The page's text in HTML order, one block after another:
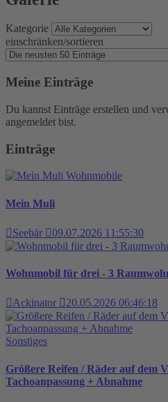
Kategorie
einschränken/sortieren
Meine Einträge
Du kannst Einträge erstellen und
angemeldet bist.
Einträge
Wohnmobile
Mein Muli
Seebär
09.07.2026 11:55:30
Wohnmobil für drei - 3
Ackinator 20.05.2026 06:46:18
Sonstiges
Größere Reifen / Räder auf dem
Tachoanpassung + Abnahme